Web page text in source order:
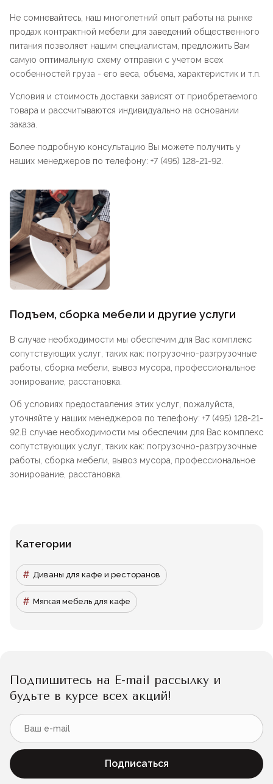
Не сомневайтесь, наш многолетний опыт работы на рынке
продаж контрактной мебели для заведений общественного
питания позволяет нашим специалистам, предложить Вам
самую оптимальную схему отправки с учетом всех
особенностей груза - его веса, объема, характеристик и т.п.
Условия и стоимость доставки зависят от приобретаемого
товара и рассчитываются индивидуально на основании
заказа.
Более подробную консультацию Вы можете получить у
наших менеджеров по телефону: +7 (495) 128-21-92.
Подъем, сборка мебели и другие услуги
В случае необходимости мы обеспечим для Вас комплекс
сопутствующих услуг, таких как: погрузочно-разгрузочные
работы, сборка мебели, вывоз мусора, профессиональное
зонирование, расстановка.
Об условиях предоставления этих услуг, пожалуйста,
уточняйте у наших менеджеров по телефону: +7 (495) 128-21-
92.В случае необходимости мы обеспечим для Вас комплекс
сопутствующих услуг, таких как: погрузочно-разгрузочные
работы, сборка мебели, вывоз мусора, профессиональное
зонирование, расстановка.
Категории
Диваны для кафе и ресторанов
Мягкая мебель для кафе
Подпишитесь на E-mail рассылку и
будьте в курсе всех акций!
Подписаться